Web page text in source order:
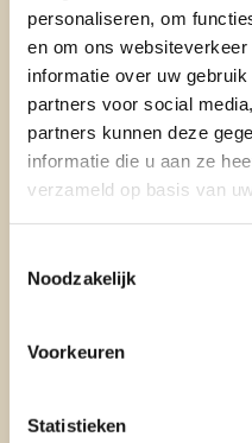
personaliseren, om
en om ons
informatie over uw
partners voor social
partners kunnen deze
informatie die u aan ze
verzameld op basis van
Noodzakelijk
Voorkeuren
Statistieken